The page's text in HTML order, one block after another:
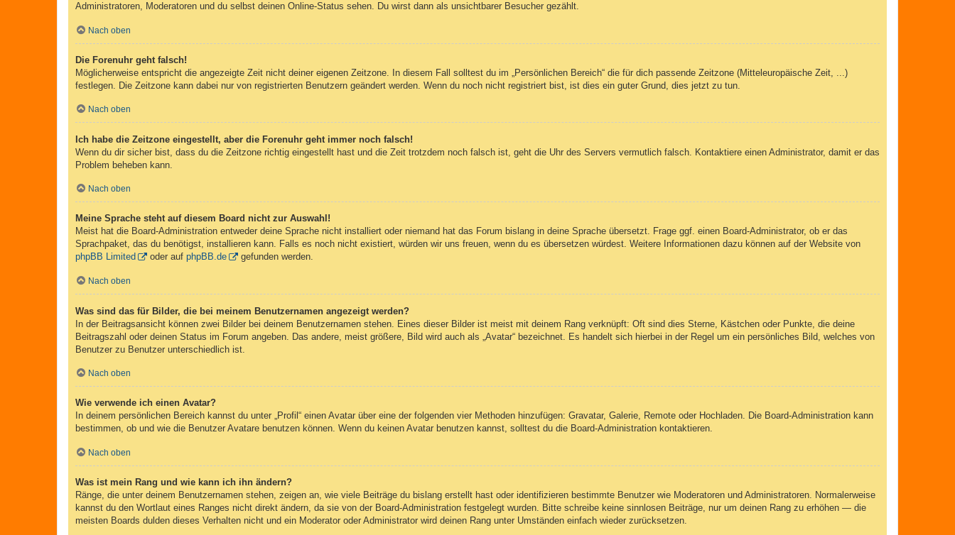
Administratoren, Moderatoren und du selbst deinen Online-Status sehen. Du wirst dann als unsichtbarer Besucher gezählt.
Nach oben
Die Forenuhr geht falsch!
Möglicherweise entspricht die angezeigte Zeit nicht deiner eigenen Zeitzone. In diesem Fall solltest du im „Persönlichen Bereich“ die für dich passende Zeitzone (Mitteleuropäische Zeit, ...)
festlegen. Die Zeitzone kann dabei nur von registrierten Benutzern geändert werden. Wenn du noch nicht registriert bist, ist dies ein guter Grund, dies jetzt zu tun.
Nach oben
Ich habe die Zeitzone eingestellt, aber die Forenuhr geht immer noch falsch!
Wenn du dir sicher bist, dass du die Zeitzone richtig eingestellt hast und die Zeit trotzdem noch falsch ist, geht die Uhr des Servers vermutlich falsch. Kontaktiere einen Administrator, damit er das
Problem beheben kann.
Nach oben
Meine Sprache steht auf diesem Board nicht zur Auswahl!
Meist hat die Board-Administration entweder deine Sprache nicht installiert oder niemand hat das Forum bislang in deine Sprache übersetzt. Frage ggf. einen Board-Administrator, ob er das
Sprachpaket, das du benötigst, installieren kann. Falls es noch nicht existiert, würden wir uns freuen, wenn du es übersetzen würdest. Weitere Informationen dazu können auf der Website von
phpBB Limited
oder auf phpBB.de gefunden werden.
Nach oben
Was sind das für Bilder, die bei meinem Benutzernamen angezeigt werden?
In der Beitragsansicht können zwei Bilder bei deinem Benutzernamen stehen. Eines dieser Bilder ist meist mit deinem Rang verknüpft: Oft sind dies Sterne, Kästchen oder Punkte, die deine
Beitragszahl oder deinen Status im Forum angeben. Das andere, meist größere, Bild wird auch als „Avatar“ bezeichnet. Es handelt sich hierbei in der Regel um ein persönliches Bild, welches von
Benutzer zu Benutzer unterschiedlich ist.
Nach oben
Wie verwende ich einen Avatar?
In deinem persönlichen Bereich kannst du unter „Profil“ einen Avatar über eine der folgenden vier Methoden hinzufügen: Gravatar, Galerie, Remote oder Hochladen. Die Board-Administration kann
bestimmen, ob und wie die Benutzer Avatare benutzen können. Wenn du keinen Avatar benutzen kannst, solltest du die Board-Administration kontaktieren.
Nach oben
Was ist mein Rang und wie kann ich ihn ändern?
Ränge, die unter deinem Benutzernamen stehen, zeigen an, wie viele Beiträge du bislang erstellt hast oder identifizieren bestimmte Benutzer wie Moderatoren und Administratoren. Normalerweise
kannst du den Wortlaut eines Ranges nicht direkt ändern, da sie von der Board-Administration festgelegt wurden. Bitte schreibe keine sinnlosen Beiträge, nur um deinen Rang zu erhöhen — die
meisten Boards dulden dieses Verhalten nicht und ein Moderator oder Administrator wird deinen Rang unter Umständen einfach wieder zurücksetzen.